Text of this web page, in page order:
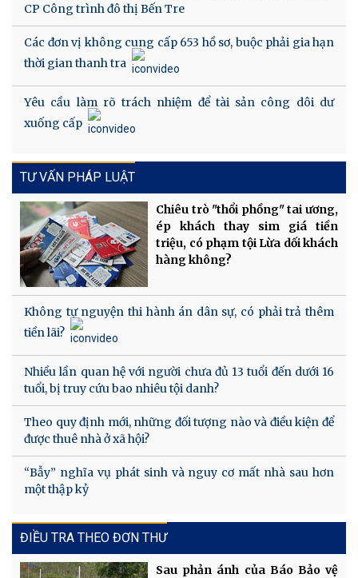
CP Công trình đô thị Bến Tre
Các đơn vị không cung cấp 653 hồ sơ, buộc phải gia hạn
thời gian thanh tra
Yêu cầu làm rõ trách nhiệm để tài sản công dôi dư
xuống cấp
TƯ VẤN PHÁP LUẬT
Chiêu trò "thổi phồng" tai ương,
ép khách thay sim giá tiền
triệu, có phạm tội Lừa dối khách
hàng không?
Không tự nguyện thi hành án dân sự, có phải trả thêm
tiền lãi?
Nhiều lần quan hệ với người chưa đủ 13 tuổi đến dưới 16
tuổi, bị truy cứu bao nhiêu tội danh?
Theo quy định mới, những đối tượng nào và điều kiện để
được thuê nhà ở xã hội?
“Bẫy” nghĩa vụ phát sinh và nguy cơ mất nhà sau hơn
một thập kỷ
ĐIỀU TRA THEO ĐƠN THƯ
Sau phản ánh của Báo Bảo vệ